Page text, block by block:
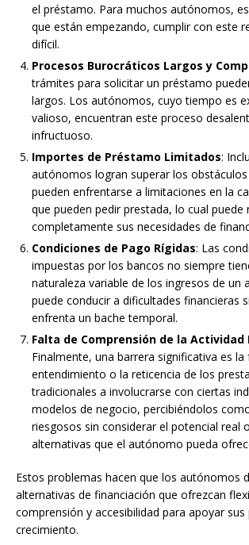
el préstamo. Para muchos autónomos,
que están empezando, cumplir con este
difícil.
Procesos Burocráticos Largos y
trámites para solicitar un préstamo
largos. Los autónomos, cuyo tiempo es
valioso, encuentran este proceso
infructuoso.
Importes de Préstamo Limitados:
autónomos logran superar los
pueden enfrentarse a limitaciones en la
que pueden pedir prestada, lo cual puede
completamente sus necesidades de
Condiciones de Pago Rígidas: Las
impuestas por los bancos no siempre
naturaleza variable de los ingresos de un
puede conducir a dificultades financieras
enfrenta un bache temporal.
Falta de Comprensión de la Actividad
Finalmente, una barrera significativa es la
entendimiento o la reticencia de los
tradicionales a involucrarse con ciertas
modelos de negocio, percibiéndolos
riesgosos sin considerar el potencial real
alternativas que el autónomo pueda
Estos problemas hacen que los autónomos
alternativas de financiación que ofrezcan
comprensión y accesibilidad para apoyar
crecimiento.